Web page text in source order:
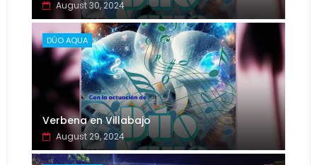
August 30, 2024
DÚO AQUA
Verbena en Villabajo
August 29, 2024